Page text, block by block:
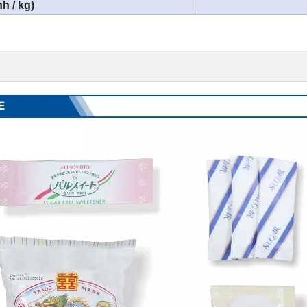
/ kg)